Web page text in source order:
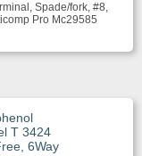
Spade/fork, #8,
Pro Mc29585